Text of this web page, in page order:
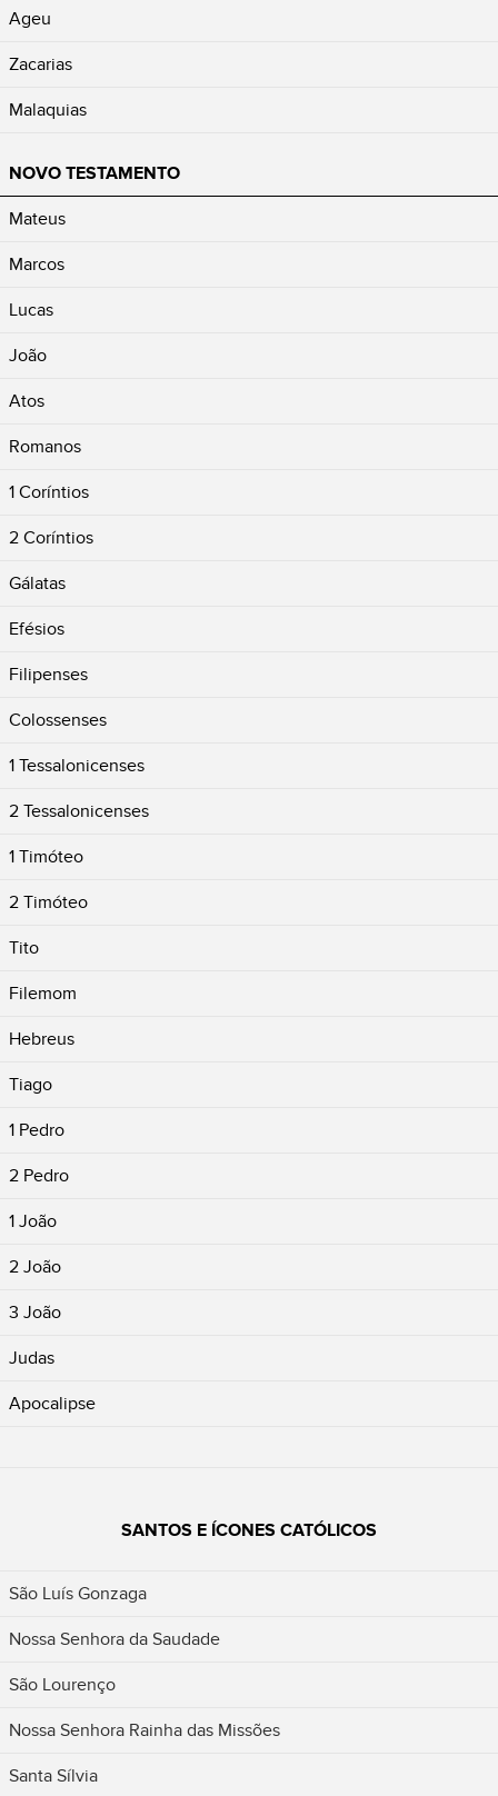
Ageu
Zacarias
Malaquias
NOVO TESTAMENTO
Mateus
Marcos
Lucas
João
Atos
Romanos
1 Coríntios
2 Coríntios
Gálatas
Efésios
Filipenses
Colossenses
1 Tessalonicenses
2 Tessalonicenses
1 Timóteo
2 Timóteo
Tito
Filemom
Hebreus
Tiago
1 Pedro
2 Pedro
1 João
2 João
3 João
Judas
Apocalipse
SANTOS E ÍCONES CATÓLICOS
São Luís Gonzaga
Nossa Senhora da Saudade
São Lourenço
Nossa Senhora Rainha das Missões
Santa Sílvia